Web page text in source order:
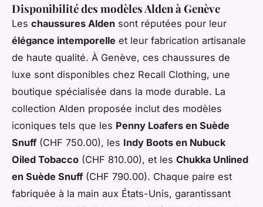
Disponibilité des modèles Alden à Genève
Les chaussures Alden sont réputées pour leur
élégance intemporelle et leur fabrication artisanale
de haute qualité. À Genève, ces chaussures de
luxe sont disponibles chez Recall Clothing, une
boutique spécialisée dans la mode durable. La
collection Alden proposée inclut des modèles
iconiques tels que les Penny Loafers en Suède
Snuff(CHF 750.00), les Indy Boots en Nubuck
Oiled Tobacco (CHF 810.00), et les Chukka Unlined
en Suède Snuff(CHF 790.00). Chaque paire est
fabriquée à la main aux États-Unis, garantissant